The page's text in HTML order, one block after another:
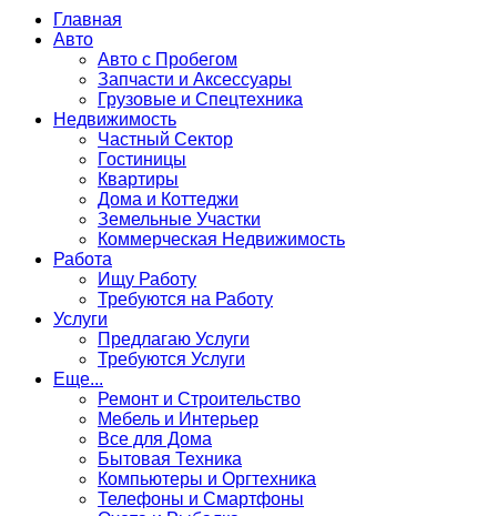
Главная
Авто
Авто с Пробегом
Запчасти и Аксессуары
Грузовые и Спецтехника
Недвижимость
Частный Сектор
Гостиницы
Квартиры
Дома и Коттеджи
Земельные Участки
Коммерческая Недвижимость
Работа
Ищу Работу
Требуются на Работу
Услуги
Предлагаю Услуги
Требуются Услуги
Еще...
Ремонт и Строительство
Мебель и Интерьер
Все для Дома
Бытовая Техника
Компьютеры и Оргтехника
Телефоны и Смартфоны